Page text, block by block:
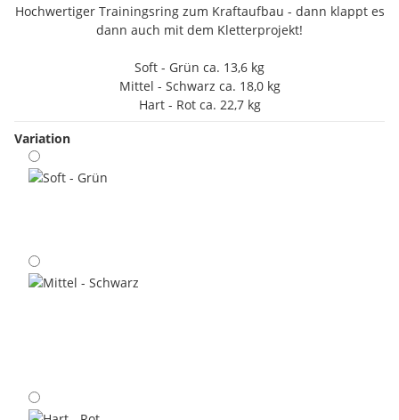
Hochwertiger Trainingsring zum Kraftaufbau - dann klappt es
dann auch mit dem Kletterprojekt!
Soft - Grün ca. 13,6 kg
Mittel - Schwarz ca. 18,0 kg
Hart - Rot ca. 22,7 kg
Variation
Soft - Grün
Mittel - Schwarz